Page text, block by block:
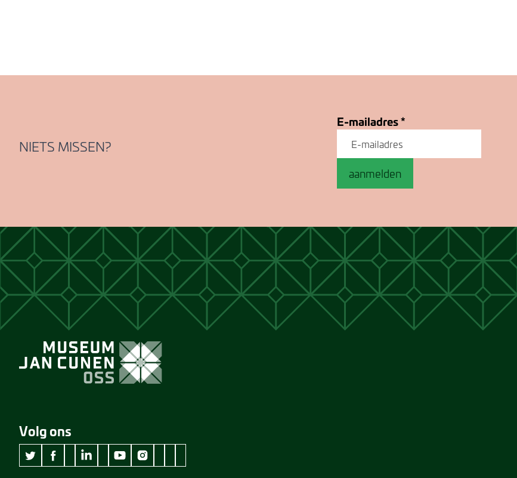
NIETS MISSEN?
E-mailadres*
aanmelden
Volg ons
twitter Museum Jan Cunen
facebook Museum Jan Cunen
wikipedia Museum Jan Cunen
linkedin Museum Jan Cunen
googleplus Museum Jan Cunen
youtube Museum Jan Cunen
instagram Museum Jan Cunen